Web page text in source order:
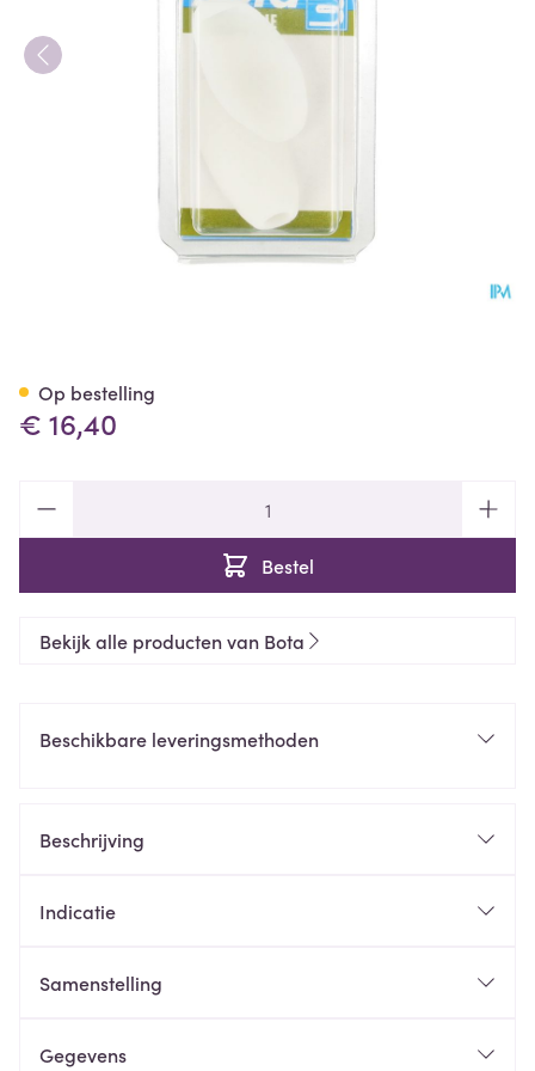
€ 16,40
Bestel
Op bestelling
Bekijk alle producten van Bota
Beschikbare leveringsmethoden
Beschrijving
Indicatie
Samenstelling
Gegevens